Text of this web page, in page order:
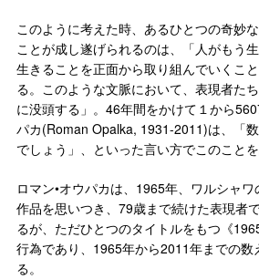
このように考えた時、あるひとつの奇妙
ことが成し遂げられるのは、「人がもう
生きることを正面から取り組んでいくこ
る。このような文脈において、表現者た
に没頭する」。46年間をかけて１から
パカ(Roman Opalka, 1931-2011)は、「
でしょう」、といった言い方でこのことを
ロマン•オウパカは、1965年、ワルシャ
作品を思いつき、79歳まで続けた表現者
るが、ただひとつのタイトルをもつ《
行為であり、1965年から2011年までの
る。